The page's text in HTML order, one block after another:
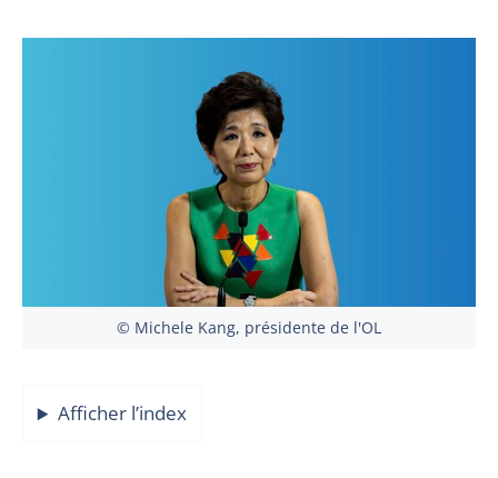
© Michele Kang, présidente de l'OL
Afficher l’index